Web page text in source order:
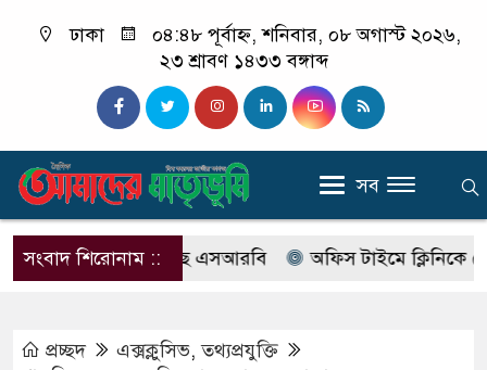
ঢাকা
০৪:৪৮ পূর্বাহ্ন, শনিবার, ০৮ অগাস্ট ২০২৬,
২৩ শ্রাবণ ১৪৩৩ বঙ্গাব্দ
সব
সংবাদ শিরোনাম ::
নাম বদলে আসছে এসআরবি অফিস টাইমে ক্লিনিকে রোগী
প্রচ্ছদ এক্সক্লুসিভ,তথ্যপ্রযুক্তি